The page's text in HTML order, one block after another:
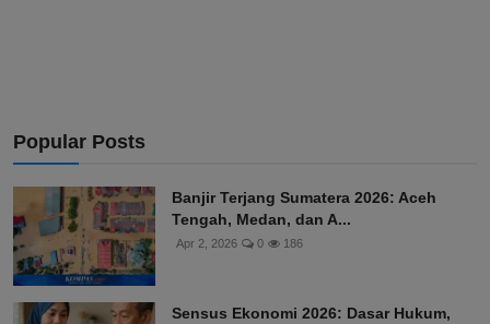
Popular Posts
Banjir Terjang Sumatera 2026: Aceh
Tengah, Medan, dan A...
Apr 2, 2026 0 186
Sensus Ekonomi 2026: Dasar Hukum,